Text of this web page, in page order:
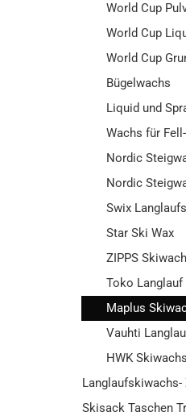
World Cup
World Cup
World Cup
Bügelwachs
Liquid und
Wachs für
Nordic
Nordic
Swix
Star Ski Wax
ZIPPS
Toko
Maplus
Vauhti
HWK Skiwachs
Langlaufskiwachs-
Skisack Taschen